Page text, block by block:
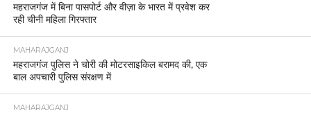
महराजगंज में बिना पासपोर्ट और वीज़ा के भारत में प्रवेश कर
रही चीनी महिला गिरफ्तार
MAHARAJGANJ
महराजगंज पुलिस ने चोरी की मोटरसाइकिल बरामद की, एक
बाल अपचारी पुलिस संरक्षण में
MAHARAJGANJ